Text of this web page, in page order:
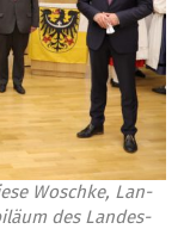
Wosch­ke, Lan­
des Lan­des­